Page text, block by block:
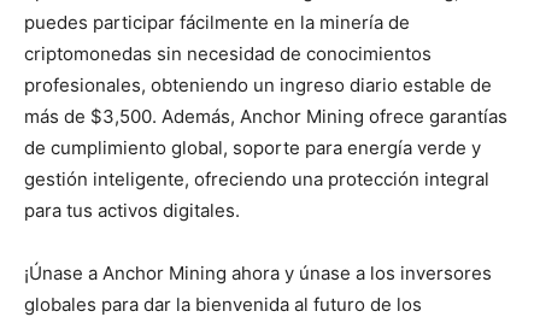
puedes participar fácilmente en la minería de
criptomonedas sin necesidad de conocimientos
profesionales, obteniendo un ingreso diario estable de
más de $3,500. Además, Anchor Mining ofrece garantías
de cumplimiento global, soporte para energía verde y
gestión inteligente, ofreciendo una protección integral
para tus activos digitales.
¡Únase a Anchor Mining ahora y únase a los inversores
globales para dar la bienvenida al futuro de los